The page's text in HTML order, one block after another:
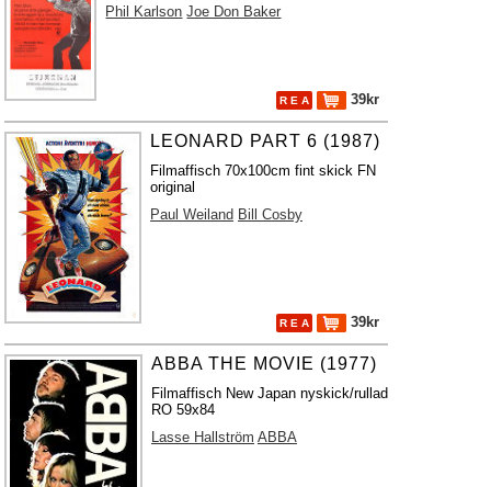
Phil Karlson Joe Don Baker
R E A 39kr
LEONARD PART 6 (1987)
Filmaffisch 70x100cm fint skick FN
original
Paul Weiland Bill Cosby
R E A 39kr
ABBA THE MOVIE (1977)
Filmaffisch New Japan nyskick/rullad
RO 59x84
Lasse Hallström ABBA